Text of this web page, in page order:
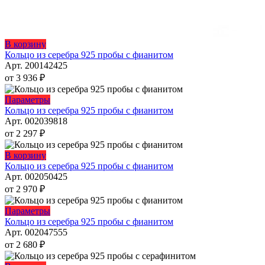
В корзинуЭтот
товар
имеет
вариаций.
Опции
можно
выбрать
странице
товара.
Кольцо из серебра 925 пробы с фианитом
Арт. 200142425
от 3 936 ₽
ПараметрыЭтот
товар
имеет
вариаций.
Опции
можно
выбрать
странице
товара.
Кольцо из серебра 925 пробы с фианитом
Арт. 002039818
от 2 297 ₽
В корзинуЭтот
товар
имеет
вариаций.
Опции
можно
выбрать
странице
товара.
Кольцо из серебра 925 пробы с фианитом
Арт. 002050425
от 2 970 ₽
ПараметрыЭтот
товар
имеет
вариаций.
Кольцо из серебра 925 пробы с фианитом
Арт. 002047555
от 2 680 ₽